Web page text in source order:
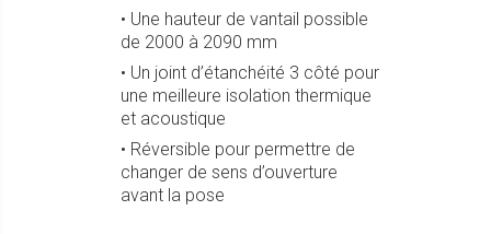
• Une hauteur de vantail possible
de 2000 à 2090 mm
• Un joint d’étanchéité 3 côté pour
une meilleure isolation thermique
et acoustique
• Réversible pour permettre de
changer de sens d’ouverture
avant la pose